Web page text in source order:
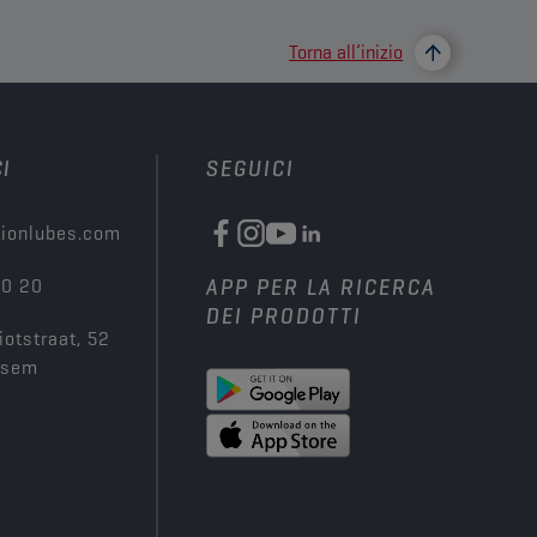
Torna all’inizio
20
52
SEGUICI
APP PER LA RICERCA
DEI PRODOTTI